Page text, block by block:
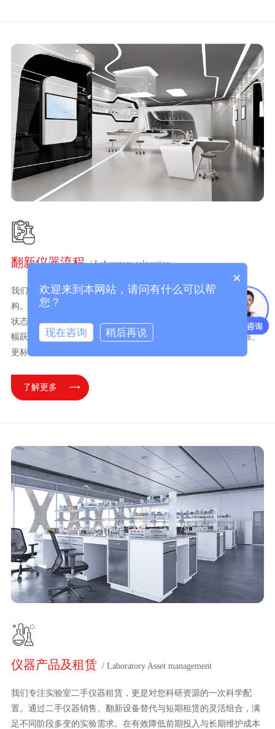
翻新仪器流程 / Laboratory relocation
我们专注实验室二手仪器翻新，更是对设备性能的一次系统性重
构。通过外观、内芯及耗材的全面换新，让老旧机型恢复强劲运转
状态。在有效控制仪器故障率与重置成本的同时，助您实验效率大
幅跃升。选择二手仪器厂家规范流程，即是选择更可靠、更精准、
更标准的翻新服务，让您的投资回报获得最坚实保障。
了解更多
仪器产品及租赁 / Laboratory Asset management
我们专注实验室二手仪器租赁，更是对您科研资源的一次科学配
置。通过二手仪器销售、翻新设备替代与短期租赁的灵活组合，满
足不同阶段多变的实验需求。在有效降低前期投入与长期维护成本
×
欢迎来到本网站，请问有什么可以帮
您？
现在咨询 稍后再说